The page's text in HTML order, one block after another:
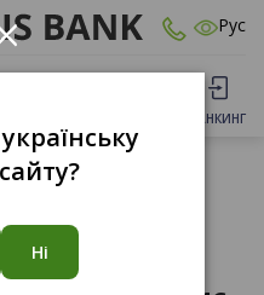
Рус
БАНКИНГ
Ні